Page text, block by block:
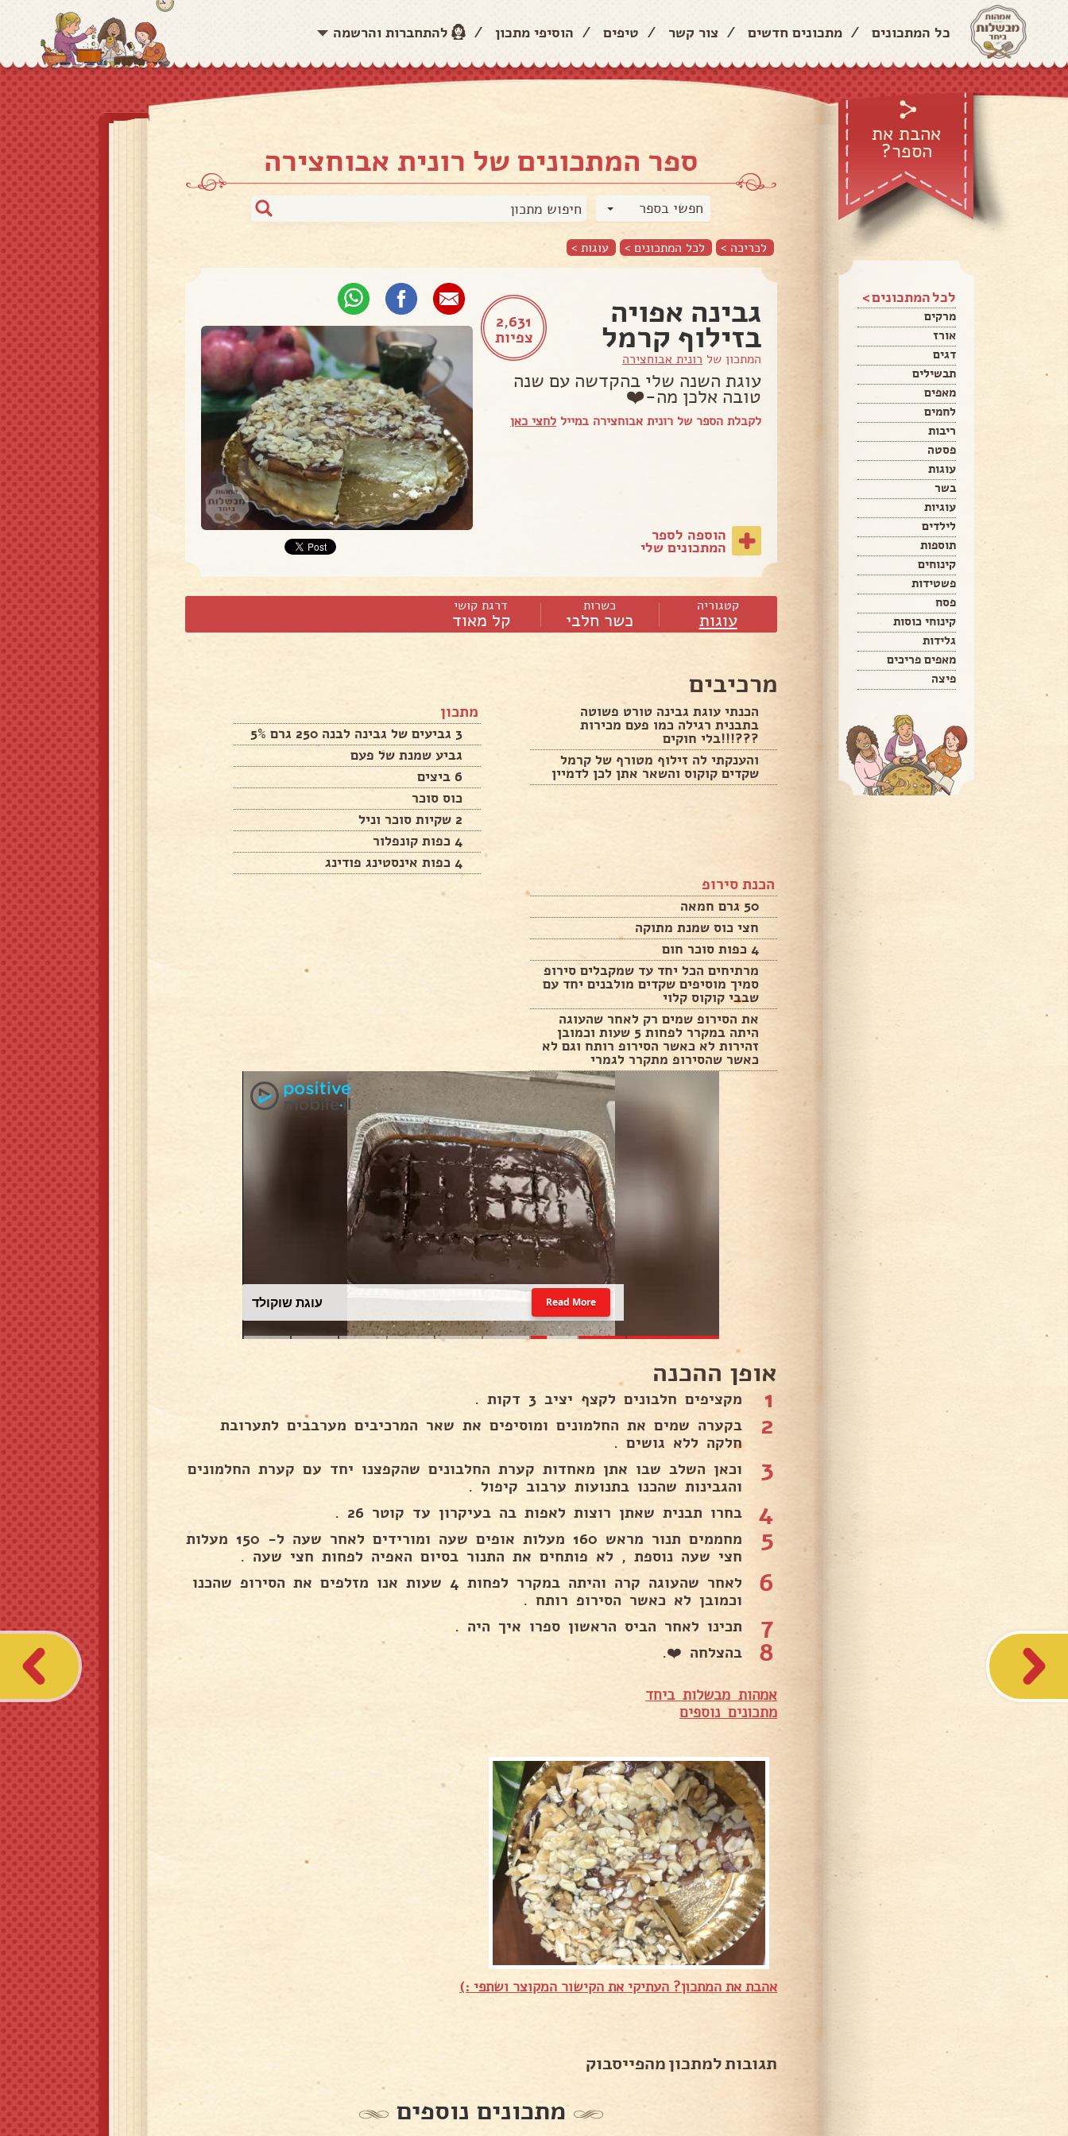
כל המתכונים / מתכונים חדשים / צור קשר / טיפים / הוסיפי מתכון / להתחברות והרשמה
אהבת את
הספר?
לכל המתכונים >
מרקים
אורז
דגים
תבשילים
מאפים
לחמים
ריבות
פסטה
עוגות
בשר
עוגיות
לילדים
תוספות
קינוחים
פשטידות
פסח
קינוחי כוסות
גלידות
מאפים פריכים
פיצה
ספר המתכונים של רונית אבוחצירה
חפשי בספר
לכריכה > לכל המתכונים > עוגות >
2,631
צפיות
גבינה אפויה
בזילוף קרמל
המתכון של רונית אבוחצירה
עוגת השנה שלי בהקדשה עם שנה
טובה אלכן מה-❤️
לקבלת הספר של רונית אבוחצירה במייל לחצי כאן
הוספה לספר
המתכונים שלי
קטגוריה
עוגות
כשרות
כשר חלבי
דרגת קושי
קל מאוד
מרכיבים
הכנתי עוגת גבינה טורט פשוטה
בתבנית רגילה כמו פעם מכירות
???!!!בלי חוקים
והענקתי לה זילוף מטורף של קרמל
שקדים קוקוס והשאר אתן לכן לדמיין
מתכון
3 גביעים של גבינה לבנה 250 גרם 5%
גביע שמנת של פעם
6 ביצים
כוס סוכר
2 שקיות סוכר וניל
4 כפות קונפלור
4 כפות אינסטינג פודינג
הכנת סירופ
50 גרם חמאה
חצי כוס שמנת מתוקה
4 כפות סוכר חום
מרתיחים הכל יחד עד שמקבלים סירופ
סמיך מוסיפים שקדים מולבנים יחד עם
שבבי קוקוס קלוי
את הסירופ שמים רק לאחר שהעוגה
היתה במקרר לפחות 5 שעות וכמובן
זהירות לא כאשר הסירופ רותח וגם לא
כאשר שהסירופ מתקרר לגמרי
עוגת שוקולד Read More
אופן ההכנה
1 מקציפים חלבונים לקצף יציב 3 דקות .
2
בקערה שמים את החלמונים ומוסיפים את שאר המרכיבים מערבבים לתערובת
חלקה ללא גושים .
3
וכאן השלב שבו אתן מאחדות קערת החלבונים שהקפצנו יחד עם קערת החלמונים
והגבינות שהכנו בתנועות ערבוב קיפול .
4 בחרו תבנית שאתן רוצות לאפות בה בעיקרון עד קוטר 26 .
5
מחממים תנור מראש 160 מעלות אופים שעה ומורידים לאחר שעה ל- 150 מעלות
חצי שעה נוספת , לא פותחים את התנור בסיום האפיה לפחות חצי שעה .
6
לאחר שהעוגה קרה והיתה במקרר לפחות 4 שעות אנו מזלפים את הסירופ שהכנו
וכמובן לא כאשר הסירופ רותח .
7 תכינו לאחר הביס הראשון ספרו איך היה .
8 בהצלחה ❤️.
אמהות מבשלות ביחד
מתכונים נוספים
אהבת את המתכון? העתיקי את הקישור המקוצר ושתפי :)
תגובות למתכון מהפייסבוק
מתכונים נוספים